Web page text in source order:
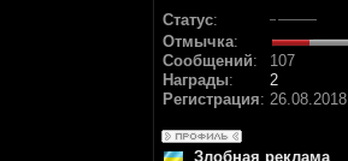
Статус:
Отмычка:
Сообщений:
107
Награды:
2
Регистрация: 26.08.2018
Злобная реклама